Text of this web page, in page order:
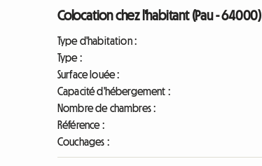
Colocation chez l'habitant (Pau - 64000)
Type d'habitation :
Type :
Surface louée :
Capacité d'hébergement :
Nombre de chambres :
Référence :
Couchages :